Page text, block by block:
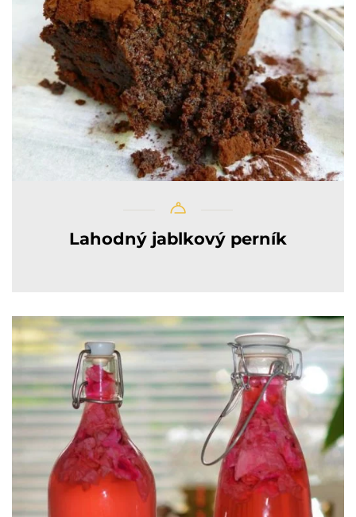
Lahodný jablkový perník